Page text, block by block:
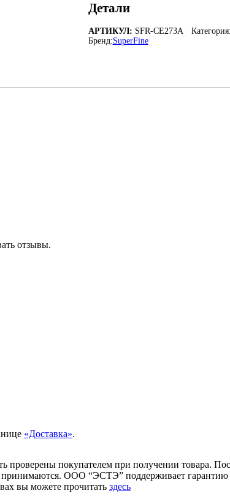
картридж
SuperFine
SFR-
CE273A
Детали
АРТИКУЛ: SFR-CE273A Категория:
Бренд:SuperFine
отзывы.
«Доставка».
покупателем при получении товара.
принимаются. ООО “ЭСТЭ” поддерживает
вы можете прочитать здесь